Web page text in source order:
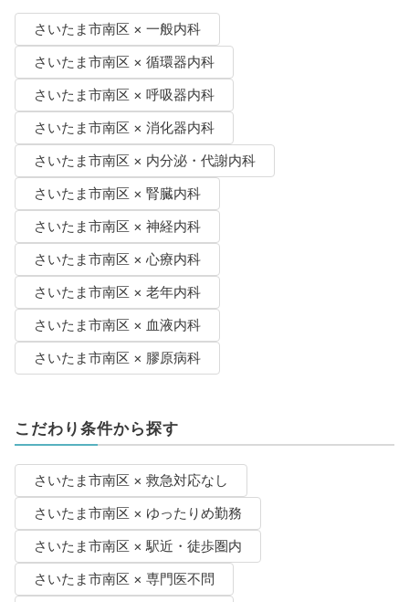
さいたま市南区 × 一般内科
さいたま市南区 × 循環器内科
さいたま市南区 × 呼吸器内科
さいたま市南区 × 消化器内科
さいたま市南区 × 内分泌・代謝内科
さいたま市南区 × 腎臓内科
さいたま市南区 × 神経内科
さいたま市南区 × 心療内科
さいたま市南区 × 老年内科
さいたま市南区 × 血液内科
さいたま市南区 × 膠原病科
こだわり条件から探す
さいたま市南区 × 救急対応なし
さいたま市南区 × ゆったりめ勤務
さいたま市南区 × 駅近・徒歩圏内
さいたま市南区 × 専門医不問